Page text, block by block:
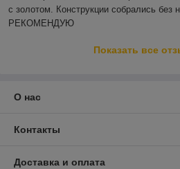
с золотом. Конструкции собрались без
РЕКОМЕНДУЮ
Показать все
О нас
Контакты
Доставка и оплата